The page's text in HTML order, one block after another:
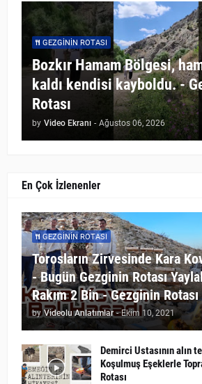
GEZGININ ROTASI
Bozkır Hamam Bölgesi,
kaldı kendisi kayboldu. -
Rotası
by Video Ekranı - Ağustos 06, 2026
En Çok İzlenenler
GEZGININ ROTASI
Torosların Zirvesinde Kara
- Bugün Gezginin Rotası
Rakım 2 Bin - Gezginin Rotası
by Videolu Anlatımlar - Ekim 10, 2021
Demirci Ustasının alın
Koşulmuş Eşeklerle
Rotası